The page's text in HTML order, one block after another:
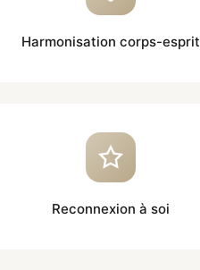
Harmonisation corps-esprit
Reconnexion à soi